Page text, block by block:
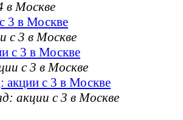
3 в Москве
с 3 в Москве
акции с 3 в Москве